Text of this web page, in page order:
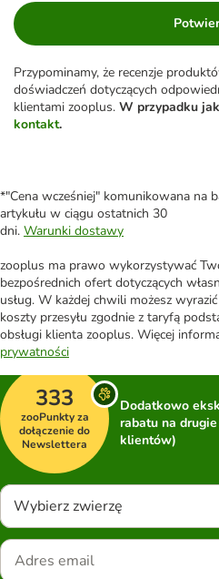
Przypominamy, że recenzje
doświadczeń dotyczących
klientami zooplus. W przypadku
kontakt.
*"Cena wcześniej" komunikowana na
artykułu w ciągu ostatnich 30
dni. Warunki dostawy
zooplus ma prawo wykorzystywać
bezpośrednich ofert dotyczących
usług. W każdej chwili możesz
koszty przesyłu zgodnie z taryfą
obsługi klienta zooplus. Więcej
prywatności
333
zooPunkty za
dołączenie do
Newslettera
Dodatkowo
rabatu na
klientów)
Wybierz zwierzę